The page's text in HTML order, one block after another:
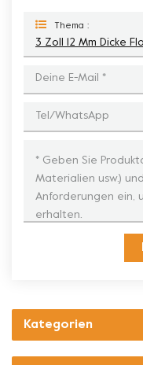
Thema :
Kategorien